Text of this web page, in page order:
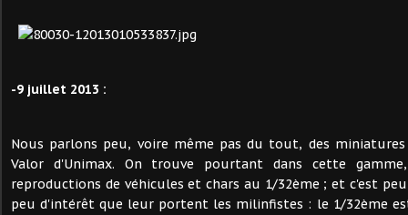
-9 juillet 2013 :
Nous parlons peu, voire même pas du tout, des
Valor d'Unimax. On trouve pourtant dans cette
reproductions de véhicules et chars au 1/32ème ; et c'est
peu d'intérêt que leur portent les milinfistes : le 1/32ème